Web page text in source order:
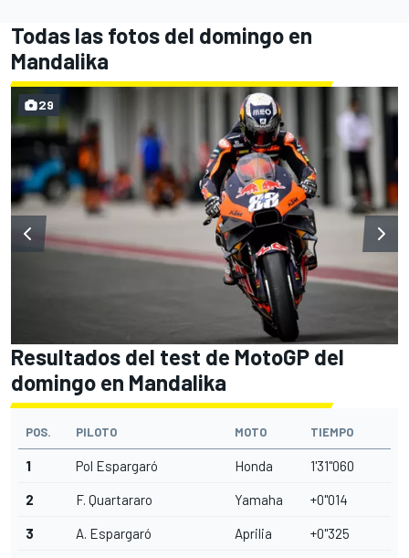
Todas las fotos del domingo en
Mandalika
29
Resultados del test de MotoGP del
domingo en Mandalika
POS. PILOTO MOTO TIEMPO
1 Pol Espargaró Honda 1'31''060
2 F. Quartararo Yamaha +0"014
3 A. Espargaró Aprilia +0"325